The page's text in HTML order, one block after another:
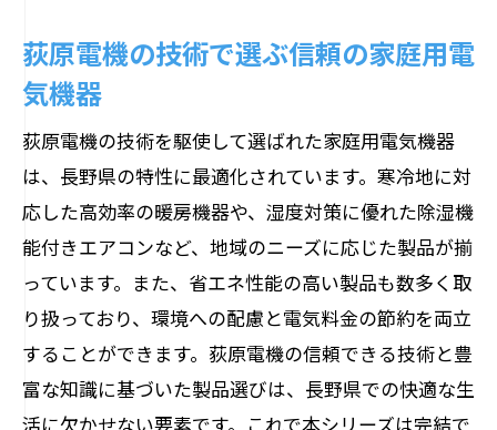
荻原電機の技術で選ぶ信頼の家庭用電
気機器
荻原電機の技術を駆使して選ばれた家庭用電気機器
は、長野県の特性に最適化されています。寒冷地に対
応した高効率の暖房機器や、湿度対策に優れた除湿機
能付きエアコンなど、地域のニーズに応じた製品が揃
っています。また、省エネ性能の高い製品も数多く取
り扱っており、環境への配慮と電気料金の節約を両立
することができます。荻原電機の信頼できる技術と豊
富な知識に基づいた製品選びは、長野県での快適な生
活に欠かせない要素です。これで本シリーズは完結で